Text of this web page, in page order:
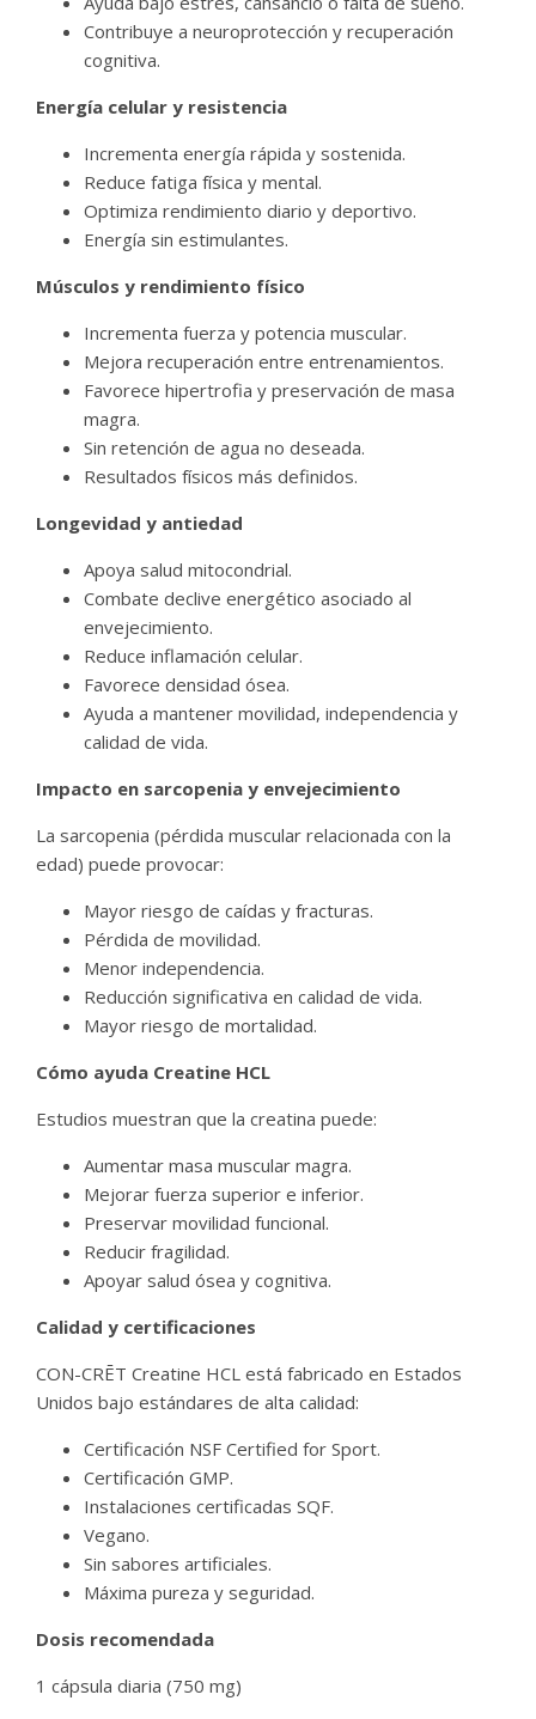
Contribuye a neuroprotección y recuperación
cognitiva.
Energía celular y resistencia
Incrementa energía rápida y sostenida.
Reduce fatiga física y mental.
Optimiza rendimiento diario y deportivo.
Energía sin estimulantes.
Músculos y rendimiento físico
Incrementa fuerza y potencia muscular.
Mejora recuperación entre entrenamientos.
Favorece hipertrofia y preservación de masa
magra.
Sin retención de agua no deseada.
Resultados físicos más definidos.
Longevidad y antiedad
Apoya salud mitocondrial.
Combate declive energético asociado al
envejecimiento.
Reduce inflamación celular.
Favorece densidad ósea.
Ayuda a mantener movilidad, independencia y
calidad de vida.
Impacto en sarcopenia y envejecimiento
La sarcopenia (pérdida muscular relacionada con la
edad) puede provocar:
Mayor riesgo de caídas y fracturas.
Pérdida de movilidad.
Menor independencia.
Reducción significativa en calidad de vida.
Mayor riesgo de mortalidad.
Cómo ayuda Creatine HCL
Estudios muestran que la creatina puede:
Aumentar masa muscular magra.
Mejorar fuerza superior e inferior.
Preservar movilidad funcional.
Reducir fragilidad.
Apoyar salud ósea y cognitiva.
Calidad y certificaciones
CON-CRĒT Creatine HCL está fabricado en Estados
Unidos bajo estándares de alta calidad:
Certificación NSF Certified for Sport.
Certificación GMP.
Instalaciones certificadas SQF.
Vegano.
Sin sabores artificiales.
Máxima pureza y seguridad.
Dosis recomendada
1 cápsula diaria (750 mg)